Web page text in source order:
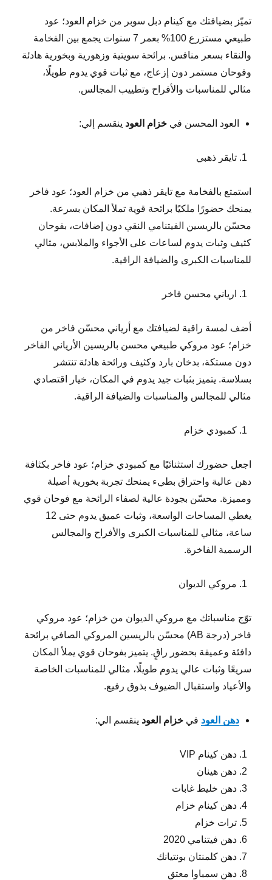
تميّز بضيافتك مع كينام دبل سوبر من خزام العود؛ عود
طبيعي مستزرع 100% بعمر 7 سنوات يجمع بين الفخامة
والنقاء بسعر منافس. برائحة سويتية وزهورية وبخورية هادئة
وفوحان مستمر دون إزعاج، مع ثبات قوي يدوم طويلًا،
مثالي للمناسبات والأفراح وتطييب المجالس.
العود المحسن فيخزام العود ينقسم إلي:
تايقر ذهبي
استمتع بالفخامة مع تايقر ذهبي من خزام العود؛ عود فاخر
يمنحك حضورًا ملكيًا برائحة قوية تملأ المكان بسرعة.
محسّن بالريسين الفيتنامي النقي دون إضافات، بفوحان
كثيف وثبات يدوم لساعات على الأجواء والملابس، مثالي
للمناسبات الكبرى والضيافة الراقية.
ارياني محسن فاخر
أضف لمسة راقية لضيافتك مع أرياني محسّن فاخر من
خزام؛ عود مروكي طبيعي محسن بالريسين الأرياني الفاخر
دون مستكة، بدخان بارد وكثيف ورائحة هادئة تنتشر
بسلاسة. يتميز بثبات جيد يدوم في المكان، خيار اقتصادي
مثالي للمجالس والمناسبات والضيافة الراقية.
كمبودي خزام
اجعل حضورك استثنائيًا مع كمبودي خزام؛ عود فاخر بكثافة
دهن عالية واحتراق بطيء يمنحك تجربة بخورية أصيلة
ومميزة. محسّن بجودة عالية لصفاء الرائحة مع فوحان قوي
يغطي المساحات الواسعة، وثبات عميق يدوم حتى 12
ساعة، مثالي للمناسبات الكبرى والأفراح والمجالس
الرسمية الفاخرة.
مروكي الديوان
توّج مناسباتك مع مروكي الديوان من خزام؛ عود مروكي
فاخر (درجة AB) محسّن بالريسين المروكي الصافي برائحة
دافئة وعميقة بحضور راقٍ. يتميز بفوحان قوي يملأ المكان
سريعًا وثبات عالي يدوم طويلًا، مثالي للمناسبات الخاصة
والأعياد واستقبال الضيوف بذوق رفيع.
دهن العود فيخزام العود ينقسم الي:
دهن كينام VIP
دهن هينان
دهن خليط غابات
دهن كينام خزام
ترات خزام
دهن فيتنامي 2020
دهن كلمنتان بونتيانك
دهن سمباوا معتق